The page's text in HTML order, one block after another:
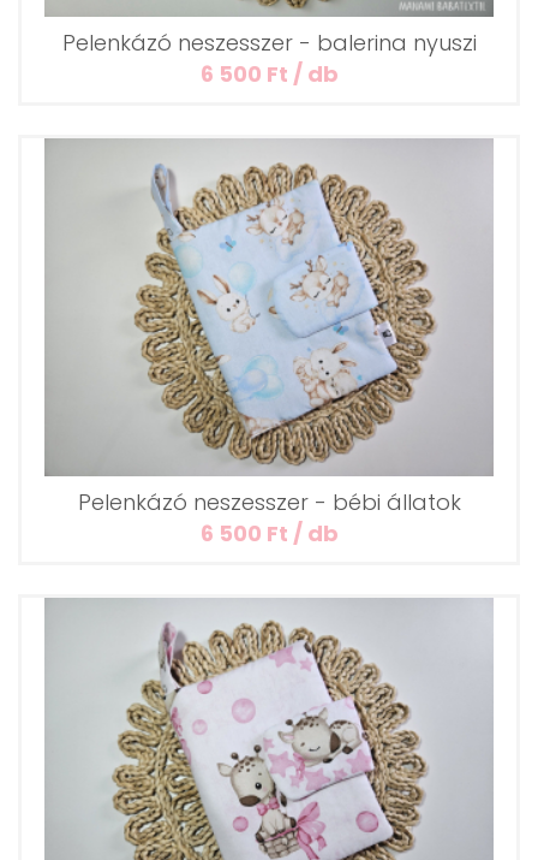
Pelenkázó neszesszer - balerina nyuszi
6 500 Ft / db
Pelenkázó neszesszer - bébi állatok
6 500 Ft / db